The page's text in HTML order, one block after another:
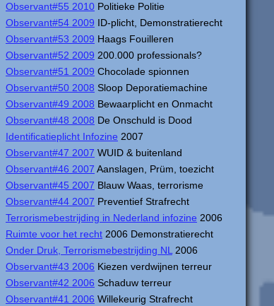
Observant#55 2010 Politieke Politie
Observant#54 2009 ID-plicht, Demonstratierecht
Observant#53 2009 Haags Fouilleren
Observant#52 2009 200.000 professionals?
Observant#51 2009 Chocolade spionnen
Observant#50 2008 Sloop Deporatiemachine
Observant#49 2008 Bewaarplicht en Onmacht
Observant#48 2008 De Onschuld is Dood
Identificatieplicht Infozine 2007
Observant#47 2007 WUID & buitenland
Observant#46 2007 Aanslagen, Prüm, toezicht
Observant#45 2007 Blauw Waas, terrorisme
Observant#44 2007 Preventief Strafrecht
Terrorismebestrijding in Nederland infozine 2006
Ruimte voor het recht 2006 Demonstratierecht
Onder Druk, Terrorismebestrijding NL 2006
Observant#43 2006 Kiezen verdwijnen terreur
Observant#42 2006 Schaduw terreur
Observant#41 2006 Willekeurig Strafrecht